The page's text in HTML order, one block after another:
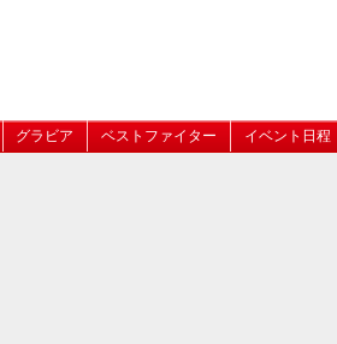
グラビア ベストファイター イベント日程